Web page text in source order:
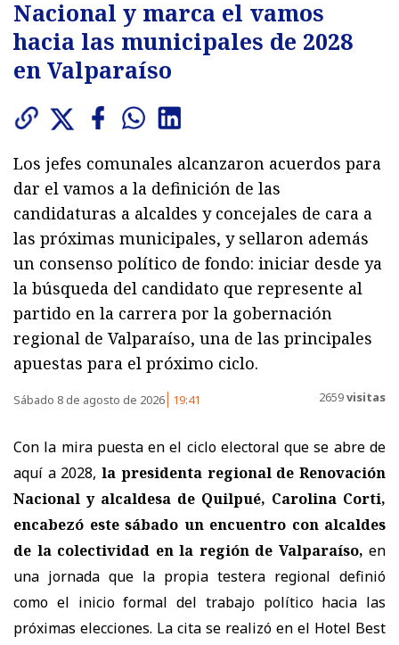
Nacional y marca el vamos
hacia las municipales de 2028
en Valparaíso
Los jefes comunales alcanzaron acuerdos para
dar el vamos a la definición de las
candidaturas a alcaldes y concejales de cara a
las próximas municipales, y sellaron además
un consenso político de fondo: iniciar desde ya
la búsqueda del candidato que represente al
partido en la carrera por la gobernación
regional de Valparaíso, una de las principales
apuestas para el próximo ciclo.
Sábado 8 de agosto de 2026 19:41 2659visitas
Con la mira puesta en el ciclo electoral que se abre de
aquí a 2028,la presidenta regional de Renovación
Nacional y alcaldesa de Quilpué, Carolina Corti,
encabezó este sábado un encuentro con alcaldes
de la colectividad en la región de Valparaíso, en
una jornada que la propia testera regional definió
como el inicio formal del trabajo político hacia las
próximas elecciones. La cita se realizó en el Hotel Best